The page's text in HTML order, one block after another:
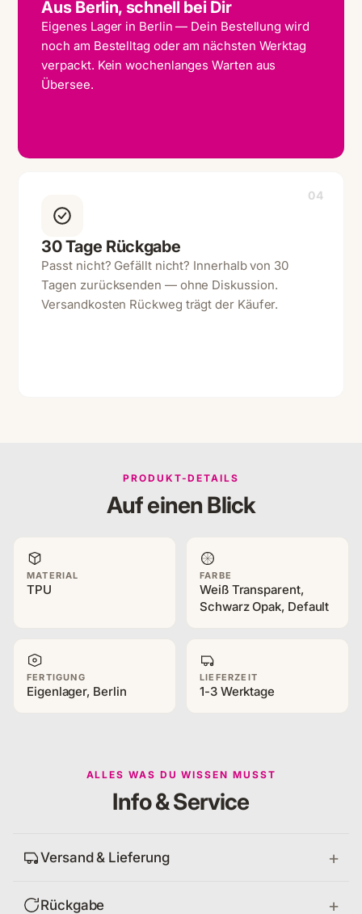
Aus Berlin, schnell bei Dir
Eigenes Lager in Berlin — Dein Bestellung wird
noch am Bestelltag oder am nächsten Werktag
verpackt. Kein wochenlanges Warten aus
Übersee.
04
30 Tage Rückgabe
Passt nicht? Gefällt nicht? Innerhalb von 30
Tagen zurücksenden — ohne Diskussion.
Versandkosten Rückweg trägt der Käufer.
PRODUKT-DETAILS
Auf einen Blick
MATERIAL
TPU
FARBE
Weiß Transparent,
Schwarz Opak, Default
FERTIGUNG
Eigenlager, Berlin
LIEFERZEIT
1-3 Werktage
ALLES WAS DU WISSEN MUSST
Info & Service
Versand & Lieferung
Rückgabe